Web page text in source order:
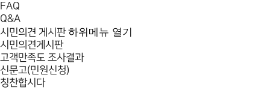
FAQ
Q&A
시민의견 게시판 하위메뉴 열기
시민의견게시판
고객만족도 조사결과
신문고(민원신청)
칭찬합시다